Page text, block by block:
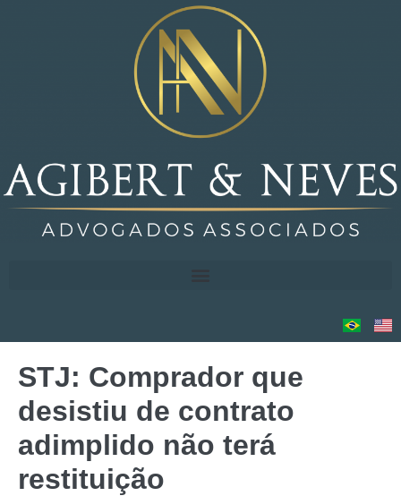
STJ: Comprador que
desistiu de contrato
adimplido não terá
restituição